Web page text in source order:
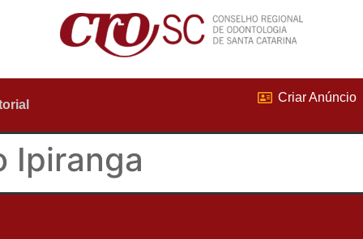
Criar Anúncio
Ipiranga